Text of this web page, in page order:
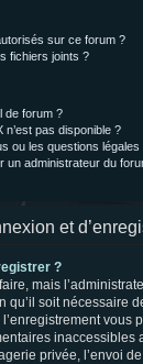
sur ce forum ?
fichiers joints ?
de forum ?
n’est pas disponible ?
ou les questions
un administrateur du
et
?
mais
qu’il soit nécessaire
vous
inaccessibles
privée, l’envoi